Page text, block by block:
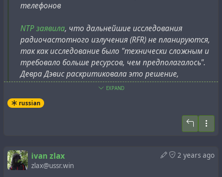
телефонов
NTP заявила, что дальнейшие исследования
радиочастотного излучения (RFR) не планируются,
так как исследование было "технически сложным и
требовало больше ресурсов, чем предполагалось".
Девра Дэвис раскритиковала это решение,
отметив, что технические трудности не
являются причиной для отказа от изучения того,
что, как оказалось, вызывает рак у животных. "Все,
что, как мы точно знаем, вызывает рак у людей,
будет вызывать его и у животных при адекватном
Хотя NTP признала, что в 2019 году разработала
новую систему изучения воздействия
EXPAND
russian
2 years ago
ivan zlax
zlax@ussr.win